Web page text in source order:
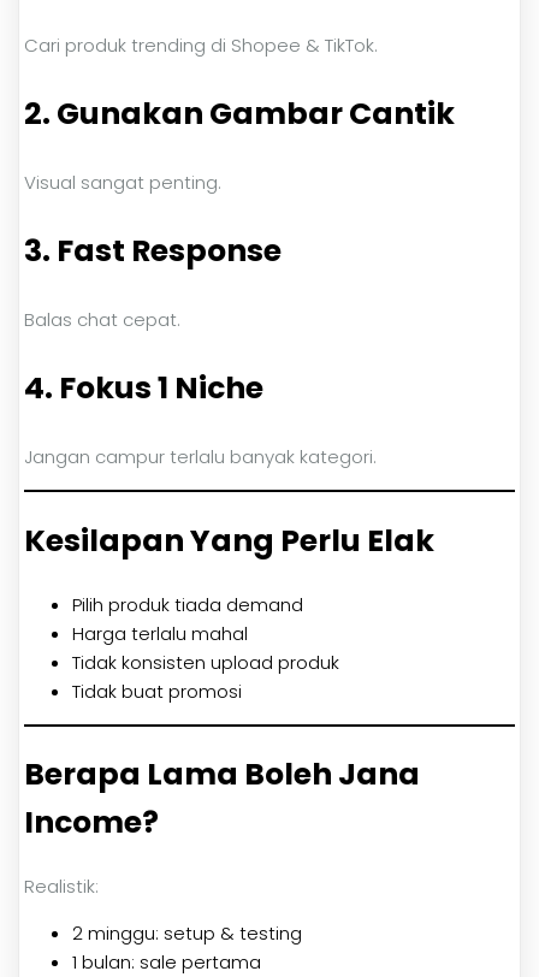
Cari produk trending di Shopee & TikTok.
2. Gunakan Gambar Cantik
Visual sangat penting.
3. Fast Response
Balas chat cepat.
4. Fokus 1 Niche
Jangan campur terlalu banyak kategori.
Kesilapan Yang Perlu Elak
Pilih produk tiada demand
Harga terlalu mahal
Tidak konsisten upload produk
Tidak buat promosi
Berapa Lama Boleh Jana
Income?
Realistik:
2 minggu: setup & testing
1 bulan: sale pertama